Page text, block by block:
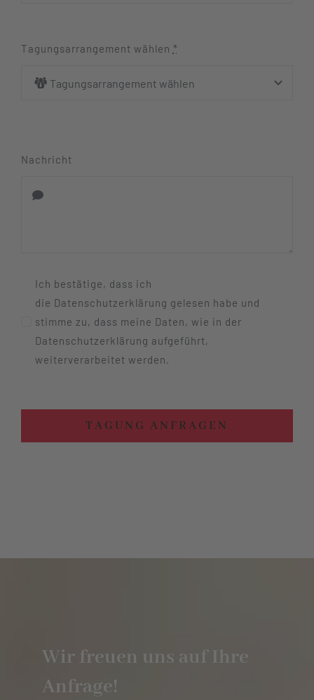
Tagungsarrangement wählen *
Nachricht
Ich bestätige, dass ich
die Datenschutzerklärung gelesen habe und
stimme zu, dass meine Daten, wie in der
Datenschutzerklärung aufgeführt,
weiterverarbeitet werden.
TAGUNG ANFRAGEN
Wir freuen uns auf Ihre
Anfrage!